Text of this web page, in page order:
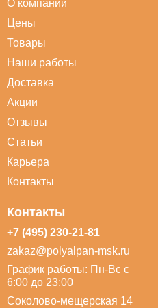
О компании
Цены
Товары
Наши работы
Доставка
Акции
Отзывы
Статьи
Карьера
Контакты
Контакты
+7 (495) 230-21-81
zakaz@polyalpan-msk.ru
График работы: Пн-Вс с
6:00 до 23:00
Соколово-мещерская 14